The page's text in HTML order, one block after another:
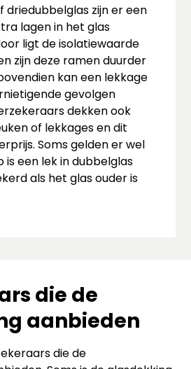
driedubbelglas zijn er een
lagen in het glas
ligt de isolatiewaarde
zijn deze ramen duurder
kan een lekkage
gevolgen
dekken ook
of lekkages en dit
Soms gelden er wel
is een lek in dubbelglas
als het glas ouder is
die de
aanbieden
die de